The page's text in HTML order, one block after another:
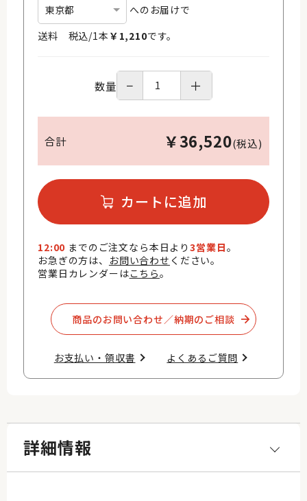
へのお届けで
送料 税込/1本 ￥ 1,210です。
数量 − ＋
合計 ￥36,520(税込)
カートに追加
12:00 までのご注文なら本日より3営業日。
お急ぎの方は、 お問い合わせ ください。
営業日カレンダーはこちら。
商品のお問い合わせ／納期のご相談​
お支払い・領収書​ よくあるご質問​
詳細情報